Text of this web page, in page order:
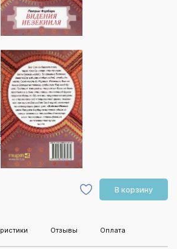
В корзину
Отзывы Оплата